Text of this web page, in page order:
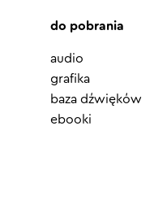
do pobrania
audio
grafika
baza dźwięków
ebooki